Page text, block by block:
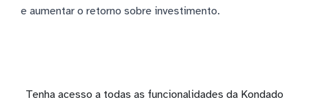
e aumentar o retorno sobre investimento.
Tenha acesso a todas as funcionalidades da Kondado